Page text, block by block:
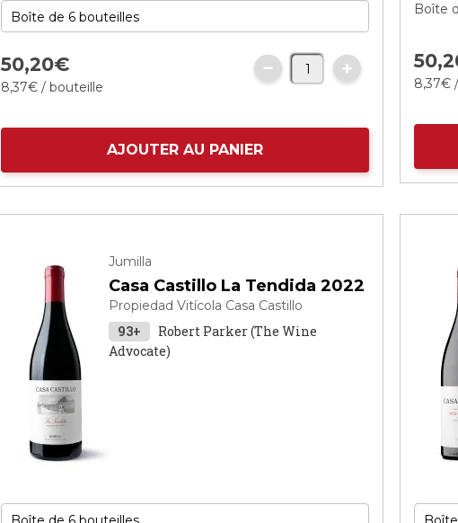
50,20€
8,37€ / bouteille
AJOUTER AU PANIER
Boîte
50,
8,37€
Jumilla
Casa Castillo La Tendida 2022
Propiedad Vitícola Casa Castillo
93+
Robert Parker (The Wine
Advocate)